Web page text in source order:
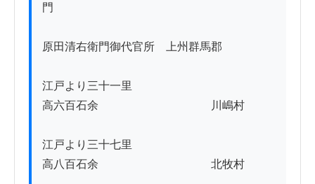
門
原田清右衛門御代官所　上州群馬郡
江戸より三十一里
高六百石余　　　　　　　　　　川嶋村
江戸より三十七里
高八百石余　　　　　　　　　　北牧村